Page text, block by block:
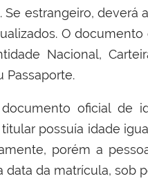
estrangeiro,
O
Nacional,
Passaporte.
oficial de
possuía idade
porém a
data da matrícula, sob